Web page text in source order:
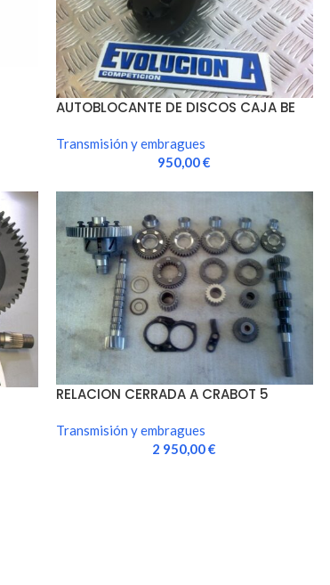
AUTOBLOCANTE DE DISCOS CAJA BE
Transmisión y embragues
950,00€
RELACION CERRADA A CRABOT 5
Transmisión y embragues
2 950,00€